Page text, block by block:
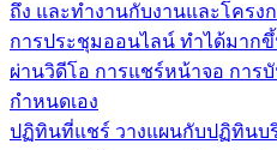
ถึง และทำงานกับงานและโครง
การประชุมออนไลน์ ทำได้มาก
ผ่านวิดีโอ การแชร์หน้าจอ การ
กำหนดเอง
ปฏิทินที่แชร์ วางแผนกับปฏิทิน